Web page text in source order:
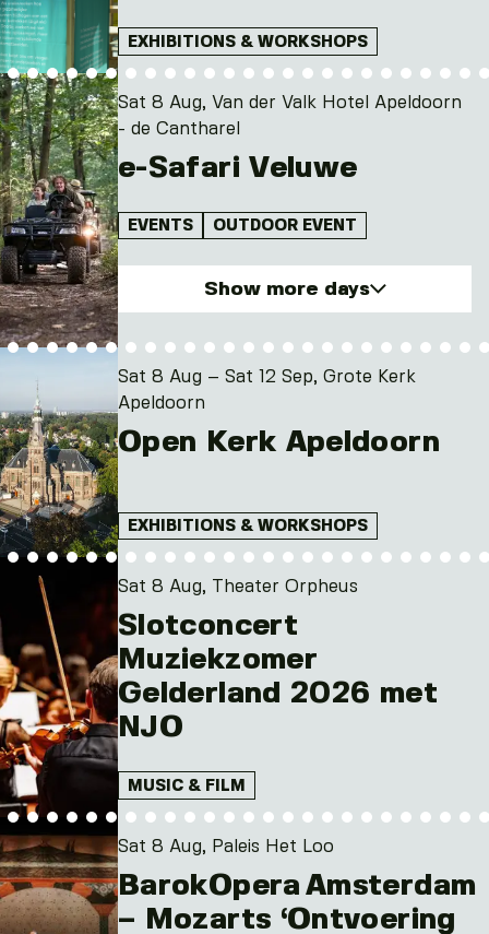
EXHIBITIONS & WORKSHOPS
Sat 8 Aug, Van der Valk Hotel Apeldoorn
- de Cantharel
e-Safari Veluwe
EVENTS OUTDOOR EVENT
Show more days
Sat. 8 Aug 2026
Mon. 10 Aug 2026
Fri. 14 Aug 2026
Sat. 15 Aug 2026
Mon. 17 Aug 2026
Sat 8 Aug – Sat 12 Sep, Grote Kerk
Apeldoorn
Open Kerk Apeldoorn
EXHIBITIONS & WORKSHOPS
Sat 8 Aug, Theater Orpheus
Slotconcert
Muziekzomer
Gelderland 2026 met
NJO
MUSIC & FILM
Sat 8 Aug, Paleis Het Loo
BarokOpera Amsterdam
– Mozarts ‘Ontvoering